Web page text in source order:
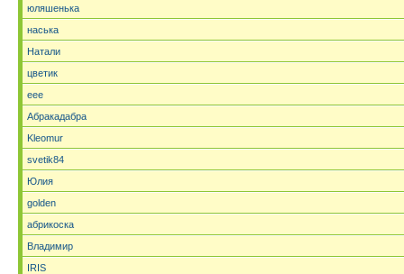
юляшенька
наська
Натали
цветик
eee
Абракадабра
Kleomur
svetik84
Юлия
golden
абрикоска
Владимир
IRIS